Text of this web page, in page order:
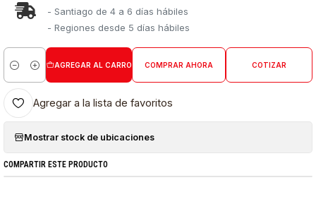
- Santiago de 4 a 6 días hábiles
- Regiones desde 5 días hábiles
Cantidad
AGREGAR AL CARRO COMPRAR AHORA COTIZAR
Agregar a la lista de favoritos
Mostrar stock de ubicaciones
COMPARTIR ESTE PRODUCTO